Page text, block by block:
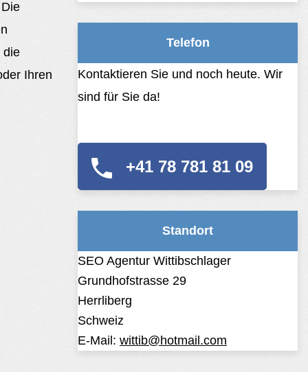
die
Ihren
Telefon
Kontaktieren Sie und noch heute. Wir
sind für Sie da!
+41 78 781 81 09
Standort
SEO Agentur Wittibschlager
Grundhofstrasse 29
Herrliberg
Schweiz
E-Mail: wittib@hotmail.com